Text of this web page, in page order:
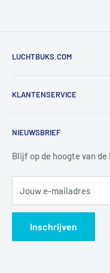
LUCHTBUKS.COM
Utrechtlaan 9
Tel:+31 6 345 30 448
Mail:
KLANTENSERVICE
Informatie
Privacybeleid
Verzendbeleid
Search
NIEUWSBRIEF
Blijf op de hoogte van
Jouw e-mailadres
Inschrijven